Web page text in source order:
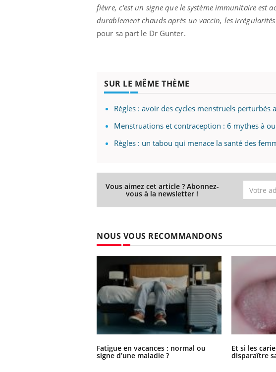
fièvre, c'est un signe que le système immunitaire est
durablement chauds après un vaccin, les
pour sa part le Dr Gunter.
SUR LE MÊME THÈME
Règles : avoir des cycles menstruels
Menstruations et contraception : 6 mythes à
Règles : un tabou qui menace la santé des
Vous aimez cet article ? Abonnez-
vous à la newsletter !
NOUS VOUS RECOMMANDONS
Fatigue en vacances : normal ou
signe d’une maladie ?
Et si les
disparaître
...